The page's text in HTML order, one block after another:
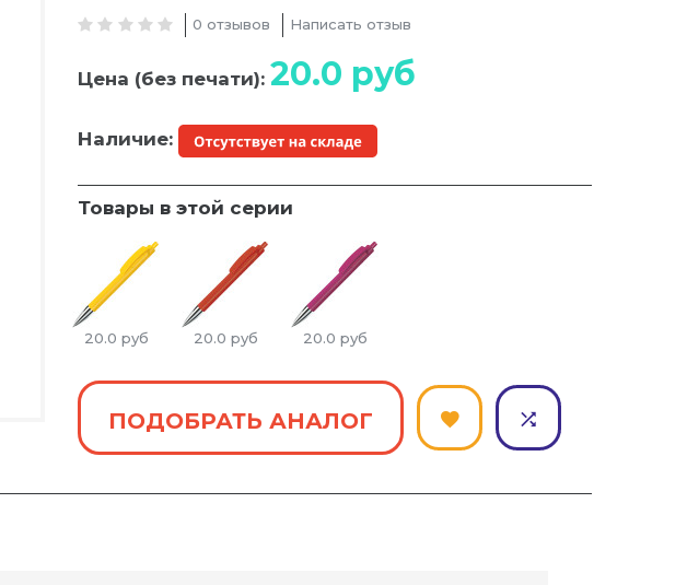
0 отзывов Написать отзыв
Цена (без печати): 20.0 руб
Наличие:
Товары в этой серии
20.0 руб 20.0 руб 20.0 руб
ПОДОБРАТЬ АНАЛОГ